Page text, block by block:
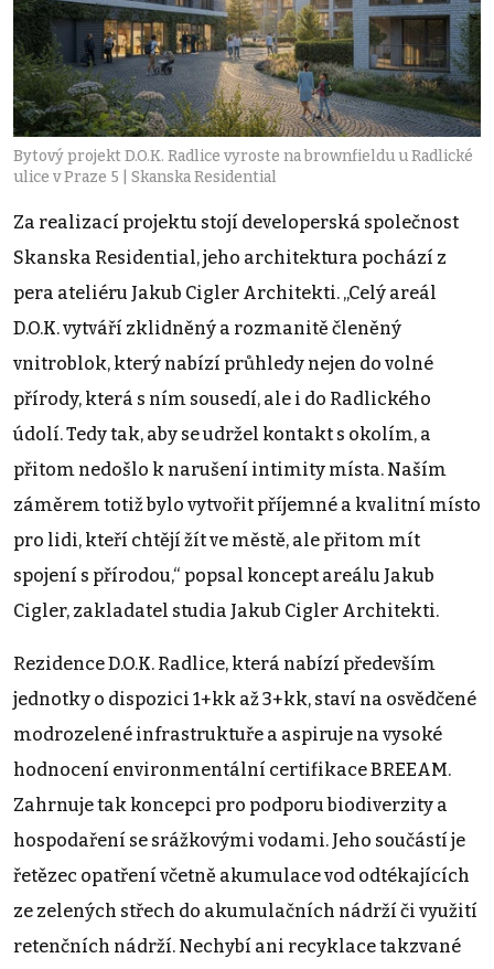
Bytový projekt D.O.K. Radlice vyroste na brownfieldu u Radlické
ulice v Praze 5 | Skanska Residential
Za realizací projektu stojí developerská společnost
Skanska Residential, jeho architektura pochází z
pera ateliéru Jakub Cigler Architekti. „Celý areál
D.O.K. vytváří zklidněný a rozmanitě členěný
vnitroblok, který nabízí průhledy nejen do volné
přírody, která s ním sousedí, ale i do Radlického
údolí. Tedy tak, aby se udržel kontakt s okolím, a
přitom nedošlo k narušení intimity místa. Naším
záměrem totiž bylo vytvořit příjemné a kvalitní místo
pro lidi, kteří chtějí žít ve městě, ale přitom mít
spojení s přírodou,“ popsal koncept areálu Jakub
Cigler, zakladatel studia Jakub Cigler Architekti.
Rezidence D.O.K. Radlice, která nabízí především
jednotky o dispozici 1+kk až 3+kk, staví na osvědčené
modrozelené infrastruktuře a aspiruje na vysoké
hodnocení environmentální certifikace BREEAM.
Zahrnuje tak koncepci pro podporu biodiverzity a
hospodaření se srážkovými vodami. Jeho součástí je
řetězec opatření včetně akumulace vod odtékajících
ze zelených střech do akumulačních nádrží či využití
retenčních nádrží. Nechybí ani recyklace takzvané